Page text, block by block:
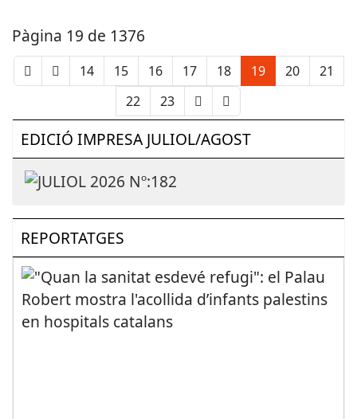
Pàgina 19 de 1376
14 15 16 17 18 19 20
21
22
23
EDICIÓ IMPRESA JULIOL/AGOST
REPORTATGES